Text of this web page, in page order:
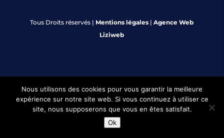
Tous Droits réservés | Mentions légales |Agence Web
Liziweb
Nous utilisons des cookies pour vous garantir la meilleure
expérience sur notre site web. Si vous continuez à utiliser ce
site, nous supposerons que vous en êtes satisfait.
Ok